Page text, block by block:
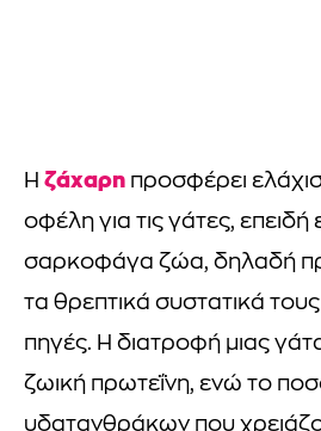
Η ζάχαρη προσφέρει
οφέλη για τις γάτες, επειδή
σαρκοφάγα ζώα, δηλαδή
τα θρεπτικά συστατικά
πηγές. Η διατροφή μιας
ζωική πρωτεΐνη, ενώ το
υδατανθράκων που